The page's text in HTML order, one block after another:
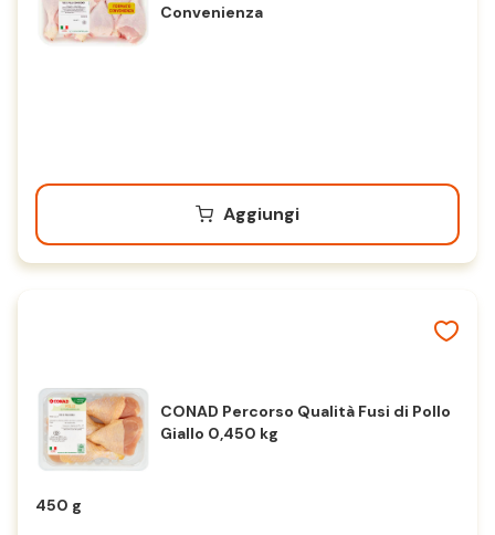
Convenienza
Aggiungi
CONAD Percorso Qualità Fusi di Pollo
Giallo 0,450 kg
450 g